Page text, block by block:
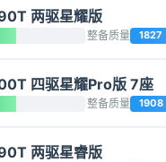
两驱星耀版
整备质量 1827
四驱星耀Pro版 7座
整备质量 1908
两驱星睿版